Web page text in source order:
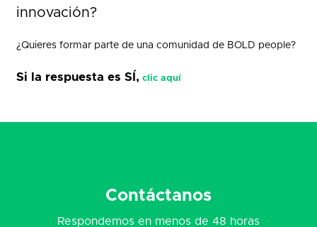
innovación?
¿Quieres formar parte de una comunidad de BOLD people?
Si la respuesta es SÍ, clic aquí
Contáctanos
Respondemos en menos de 48 horas